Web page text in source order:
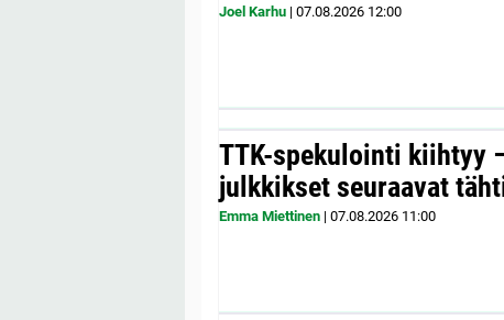
Joel Karhu | 07.08.2026 12:00
TTK-spekulointi kiihtyy
julkkikset seuraavat
Emma Miettinen | 07.08.2026 11:00